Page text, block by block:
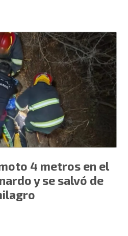
4 metros en el
y se salvó de